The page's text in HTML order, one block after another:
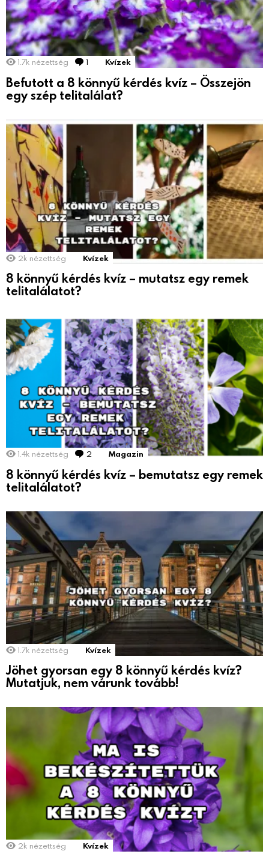
1.7k nézettség 1 Comment
Kvízek
Befutott a 8 könnyű kérdés kvíz – Összejön
egy szép telitalálat?
2k nézettség Kvízek
8 könnyű kérdés kvíz – mutatsz egy remek
telitalálatot?
1.4k nézettség 2 hozzászólás
Magazin
8 könnyű kérdés kvíz – bemutatsz egy remek
telitalálatot?
1.7k nézettség Kvízek
Jöhet gyorsan egy 8 könnyű kérdés kvíz?
Mutatjuk, nem várunk tovább!
2k nézettség Kvízek